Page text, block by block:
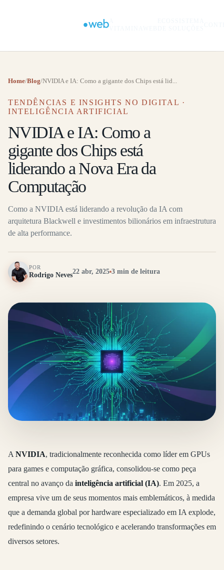
Home/Blog/NVIDIA e IA: Como a gigante dos Chips está lid...
TENDÊNCIAS E INSIGHTS NO DIGITAL ·
INTELIGÊNCIA ARTIFICIAL
NVIDIA e IA: Como a
gigante dos Chips está
liderando a Nova Era da
Computação
Como a NVIDIA está liderando a revolução da IA com
arquitetura Blackwell e investimentos bilionários em infraestrutura
de alta performance.
POR
Rodrigo Neves22 abr, 2025 3 min de leitura
ANVIDIA, tradicionalmente reconhecida como líder em GPUs
para games e computação gráfica, consolidou-se como peça
central no avanço da inteligência artificial (IA). Em 2025, a
empresa vive um de seus momentos mais emblemáticos, à medida
que a demanda global por hardware especializado em IA explode,
redefinindo o cenário tecnológico e acelerando transformações em
diversos setores.